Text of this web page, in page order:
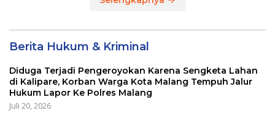
Berita Hukum & Kriminal
Diduga Terjadi Pengeroyokan Karena Sengketa Lahan
di Kalipare, Korban Warga Kota Malang Tempuh Jalur
Hukum Lapor Ke Polres Malang
Juli 20, 2026